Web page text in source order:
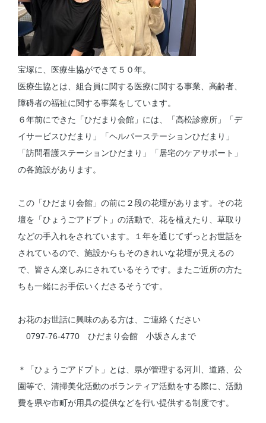
宝塚に、医療生協ができて５０年。
医療生協とは、組合員に関する医療に関する事業、高齢者、
障碍者の福祉に関する事業をしています。
６年前にできた「ひだまり会館」には、「高松診療所」「デ
イサービスひだまり」「ヘルパーステーションひだまり」
「訪問看護ステーションひだまり」「居宅のケアサポート」
の各施設があります。
この「ひだまり会館」の前に２段の花壇があります。その花
壇を「ひょうごアドプト」の活動で、花を植えたり、草取り
などの手入れをされています。１年を通じてずっとお世話を
されているので、施設からもそのきれいな花壇が見えるの
で、皆さん楽しみにされているそうです。またご近所の方た
ちも一緒にお手伝いくださるそうです。
お花のお世話に興味のある方は、ご連絡ください
0797-76-4770 ひだまり会館 小坂さんまで
＊「ひょうごアドプト」とは、県が管理する河川、道路、公
園等で、清掃美化活動のボランティア活動をする際に、活動
費を県や市町が用具の提供などを行い提供する制度です。